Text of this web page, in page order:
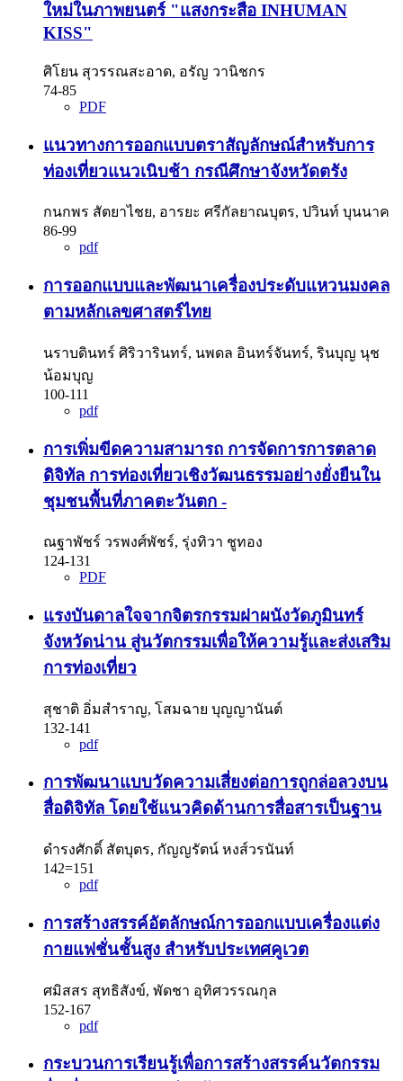
ใหม่ในภาพยนตร์ "แสงกระสือ INHUMAN
KISS"
ศิโยน สุวรรณสะอาด, อรัญ วานิชกร
74-85
PDF
แนวทางการออกแบบตราสัญลักษณ์สำหรับการ
ท่องเที่ยวแนวเนิบช้า กรณีศึกษาจังหวัดตรัง
กนกพร สัตยาไชย, อารยะ ศรีกัลยาณบุตร, ปวินท์ บุนนาค
86-99
pdf
การออกแบบและพัฒนาเครื่องประดับแหวนมงคล
ตามหลักเลขศาสตร์ไทย
นราบดินทร์ ศิริวารินทร์, นพดล อินทร์จันทร์, รินบุญ นุช
น้อมบุญ
100-111
pdf
การเพิ่มขีดความสามารถ การจัดการการตลาด
ดิจิทัล การท่องเที่ยวเชิงวัฒนธรรมอย่างยั่งยืนใน
ชุมชนพื้นที่ภาคตะวันตก -
ณฐาพัชร์ วรพงศ์พัชร์, รุ่งทิวา ชูทอง
124-131
PDF
แรงบันดาลใจจากจิตรกรรมฝาผนังวัดภูมินทร์
จังหวัดน่าน สู่นวัตกรรมเพื่อให้ความรู้และส่งเสริม
การท่องเที่ยว
สุชาติ อิ่มสำราญ, โสมฉาย บุญญานันต์
132-141
pdf
การพัฒนาแบบวัดความเสี่ยงต่อการถูกล่อลวงบน
สื่อดิจิทัล โดยใช้แนวคิดด้านการสื่อสารเป็นฐาน
ดำรงศักดิ์ สัตบุตร, กัญญรัตน์ หงส์วรนันท์
142=151
pdf
การสร้างสรรค์อัตลักษณ์การออกแบบเครื่องแต่ง
กายแฟชั่นชั้นสูง สำหรับประเทศคูเวต
ศมิสสร สุทธิสังข์, พัดชา อุทิศวรรณกุล
152-167
pdf
กระบวนการเรียนรู้เพื่อการสร้างสรรค์นวัตกรรม